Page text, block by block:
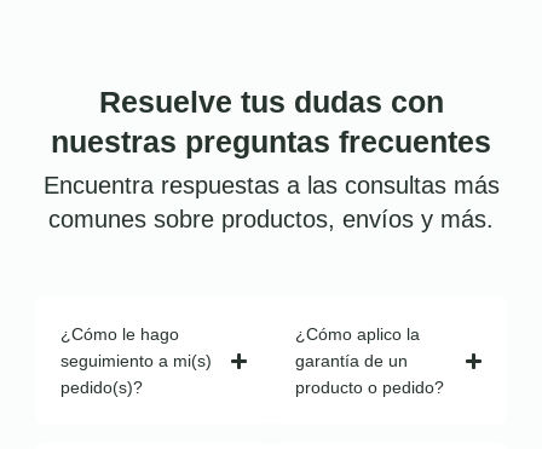
Resuelve tus dudas con
nuestras preguntas frecuentes
Encuentra respuestas a las consultas más
comunes sobre productos, envíos y más.
¿Cómo le hago
seguimiento a mi(s)
pedido(s)?
¿Cómo aplico la
garantía de un
producto o pedido?